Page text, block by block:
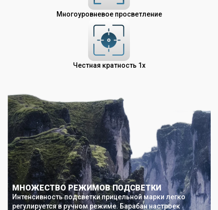
Многоуровневое просветление
Честная кратность 1х
МНОЖЕСТВО РЕЖИМОВ ПОДСВЕТКИ
Интенсивность подсветки прицельной марки легко
регулируется в ручном режиме. Барабан настроек